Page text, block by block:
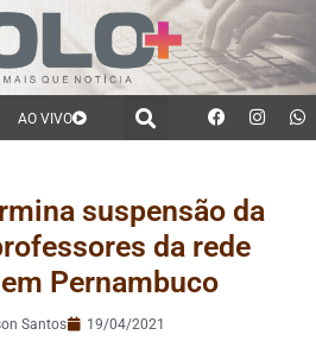
AO VIVO
suspensão da
da rede
Pernambuco
Santos 19/04/2021